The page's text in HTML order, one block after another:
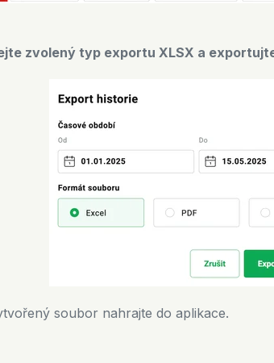
zvolený typ exportu XLSX a
soubor nahrajte do aplikace.